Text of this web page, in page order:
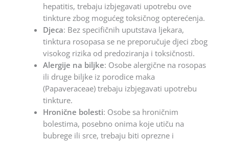
hepatitis, trebaju izbjegavati upotrebu ove
tinkture zbog mogućeg toksičnog opterećenja.
Djeca: Bez specifičnih uputstava ljekara,
tinktura rosopasa se ne preporučuje djeci zbog
visokog rizika od predoziranja i toksičnosti.
Alergije na biljke: Osobe alergične na rosopas
ili druge biljke iz porodice maka
(Papaveraceae) trebaju izbjegavati upotrebu
tinkture.
Hronične bolesti: Osobe sa hroničnim
bolestima, posebno onima koje utiču na
bubrege ili srce, trebaju biti oprezne i